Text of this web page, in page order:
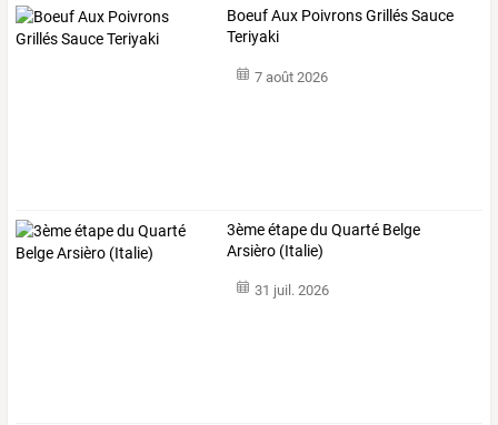
Boeuf Aux Poivrons Grillés Sauce
Teriyaki
7 août 2026
3ème étape du Quarté Belge
Arsièro (Italie)
31 juil. 2026